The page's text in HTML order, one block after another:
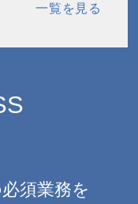
一覧を見る
須業務を